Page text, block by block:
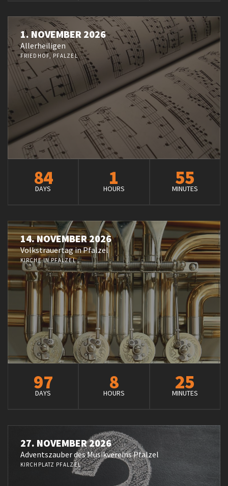
1. NOVEMBER 2026
Allerheiligen
FRIEDHOF, PFALZEL
84
DAYS 1
HOURS 55
MINUTES
14. NOVEMBER 2026
Volkstrauertag in Pfalzel
KIRCHE IN PFALZEL
97
DAYS 8
HOURS 25
MINUTES
27. NOVEMBER 2026
Adventszauber des Musikvereins Pfalzel
KIRCHPLATZ PFALZEL